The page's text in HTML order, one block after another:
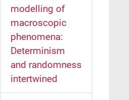
modelling of
macroscopic
phenomena:
Determinism
and randomness
intertwined